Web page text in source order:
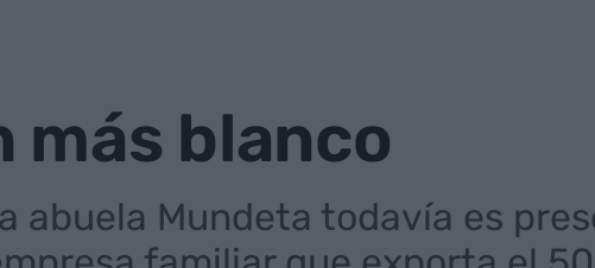
más blanco
abuela Mundeta todavía es